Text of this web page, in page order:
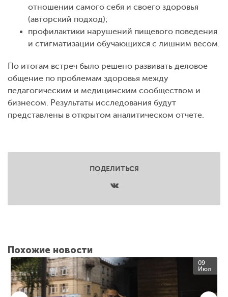
отношении самого себя и своего здоровья
(авторский подход);
профилактики нарушений пищевого поведения
и стигматизации обучающихся с лишним весом.
По итогам встреч было решено развивать деловое
общение по проблемам здоровья между
педагогическим и медицинским сообществом и
бизнесом. Результаты исследования будут
представлены в открытом аналитическом отчете.
ПОДЕЛИТЬСЯ
Похожие новости
09
Июл